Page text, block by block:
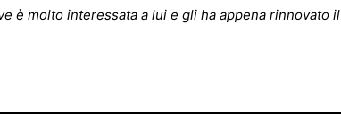
è molto interessata a lui e gli ha appena rinnovato il